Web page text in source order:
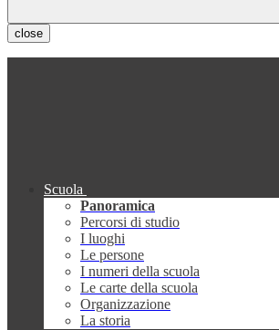
close
Scuola
Panoramica
Percorsi di studio
I luoghi
Le persone
I numeri della scuola
Le carte della scuola
Organizzazione
La storia